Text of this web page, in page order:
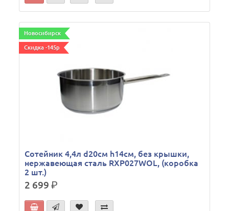
Новосибирск
Скидка -145р
Сотейник 4,4л d20см h14см, без крышки,
нержавеющая сталь RXP027WOL, (коробка
2 шт.)
2 699р.